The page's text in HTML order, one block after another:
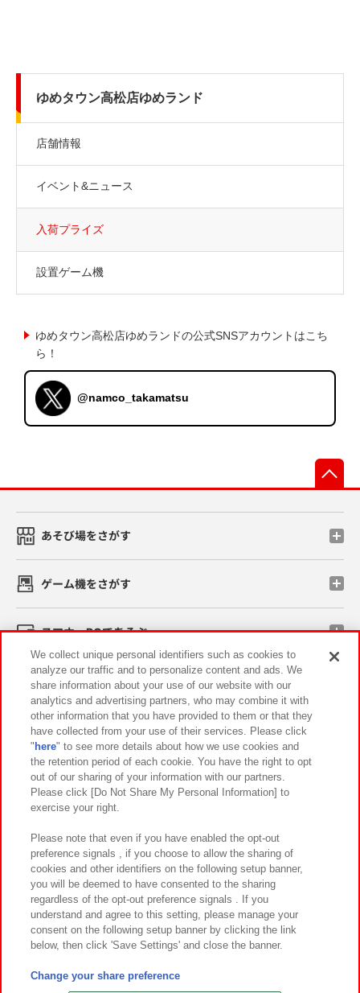
ゆめタウン高松店ゆめランド
店舗情報
イベント&ニュース
入荷プライズ
設置ゲーム機
ゆめタウン高松店ゆめランドの公式SNSアカウントはこち
ら！
@namco_takamatsu
あそび場をさがす
ゲーム機をさがす
スマホ・PCであそぶ
イベント・キャンペーン
関連会社 サステナビリティ サイトポリシー
プライバシーポリシー ウェブアクセシビリティ方針と検証結果
お取引先さまとともに
カスタマーハラスメント対応方針 よくあるご質問・お問い合わせ
©Bandai Namco Amusement Inc.
©Bandai Namco Amusement Lab Inc.
We collect unique personal identifiers such as cookies to
analyze our traffic and to personalize content and ads. We
share information about your use of our website with our
analytics and advertising partners, who may combine it with
other information that you have provided to them or that they
have collected from your use of their services. Please click
" here" to see more details about how we use cookies and
the retention period of each cookie. You have the right to opt
out of our sharing of your information with our partners.
Please click [Do Not Share My Personal Information] to
exercise your right.
Please note that even if you have enabled the opt-out
preference signals , if you choose to allow the sharing of
cookies and other identifiers on the following setup banner,
you will be deemed to have consented to the sharing
regardless of the opt-out preference signals . If you
understand and agree to this setting, please manage your
consent on the following setup banner by clicking the link
below, then click 'Save Settings' and close the banner.
Change your share preference